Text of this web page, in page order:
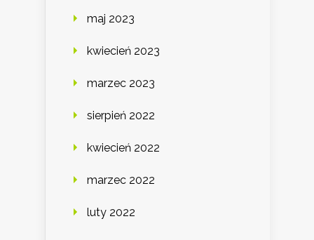
maj 2023
kwiecień 2023
marzec 2023
sierpień 2022
kwiecień 2022
marzec 2022
luty 2022